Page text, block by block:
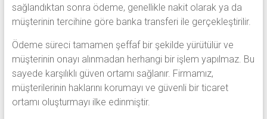
sağlandıktan sonra ödeme, genellikle nakit olarak ya da
müşterinin tercihine göre banka transferi ile gerçekleştirilir.
Ödeme süreci tamamen şeffaf bir şekilde yürütülür ve
müşterinin onayı alınmadan herhangi bir işlem yapılmaz. Bu
sayede karşılıklı güven ortamı sağlanır. Firmamız,
müşterilerinin haklarını korumayı ve güvenli bir ticaret
ortamı oluşturmayı ilke edinmiştir.